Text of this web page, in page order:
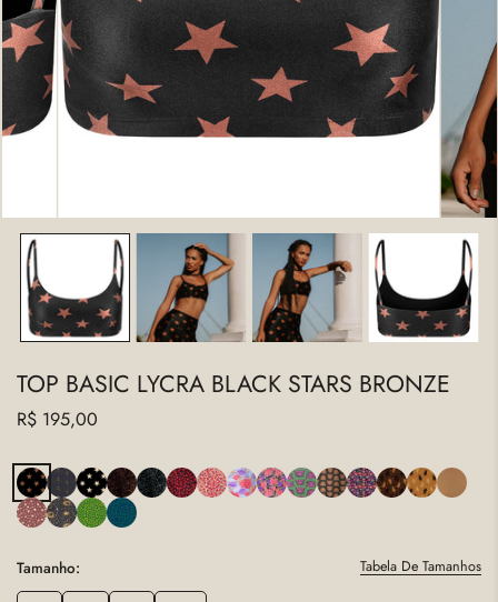
ABRA A MÍDIA NA VISUALIZAÇÃO DA GALERIA
TOP BASIC LYCRA BLACK STARS BRONZE
Preço
R$ 195,00
Tamanho: Tabela De Tamanhos